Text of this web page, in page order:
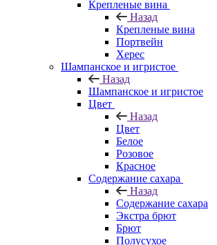
Крепленые вина
Назад
Крепленые вина
Портвейн
Херес
Шампанское и игристое
Назад
Шампанское и игристое
Цвет
Назад
Цвет
Белое
Розовое
Красное
Содержание сахара
Назад
Содержание сахара
Экстра брют
Брют
Полусухое